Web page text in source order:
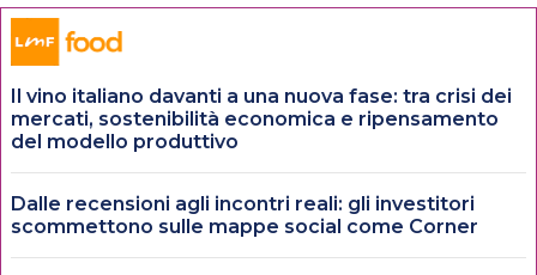
Il vino italiano davanti a una nuova fase: tra crisi dei
mercati, sostenibilità economica e ripensamento
del modello produttivo
Dalle recensioni agli incontri reali: gli investitori
scommettono sulle mappe social come Corner